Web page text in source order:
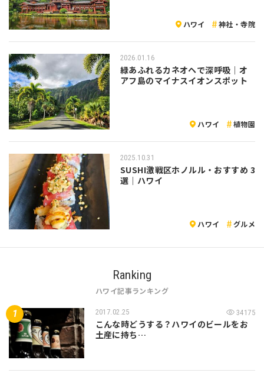
ハワイ 神社・寺院
2026.01.16
緑あふれるカネオヘで深呼吸｜オ
アフ島のマイナスイオンスポット
ハワイ 植物園
2025.10.31
SUSHI激戦区ホノルル・おすすめ 3
選｜ハワイ
ハワイ グルメ
Ranking
ハワイ記事ランキング
2017.02.25 34175
こんな時どうする？ハワイのビールをお
土産に持ち…